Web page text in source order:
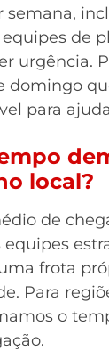
semana,
de
urgência.
domingo
para
local?
de
equipes
frota
Para
o